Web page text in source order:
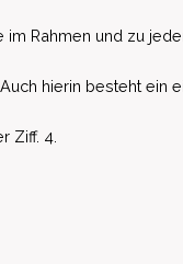
Rahmen und zu
hierin besteht ein
Ziff. 4.